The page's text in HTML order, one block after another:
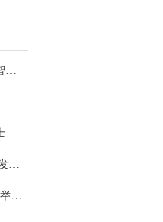
习近平出席2026世界人工智能大会暨人工智能全球治理高级别会议开幕式并发表主旨讲话
习近平出席国家科学技术奖励大会两院院士大会中国科协第十一次全国代表大会并发表重要讲话
中央军委举行晋升上将军衔仪式 习近平颁发命令状并向晋衔的军官表示祝贺
庆祝中国共产党成立105周年大会在京隆重举行 习近平发表重要讲话